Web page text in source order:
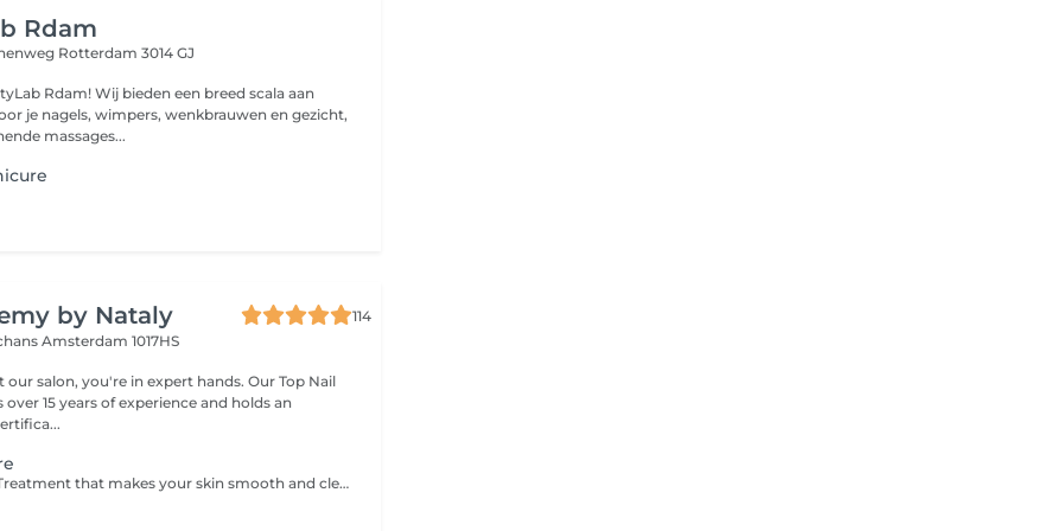
Rdam
Rotterdam 3014 GJ
Rdam! Wij bieden een breed scala aan
je nagels, wimpers, wenkbrauwen en gezicht,
massages...
by Nataly
114
Amsterdam 1017HS
our salon, you're in expert hands. Our Top Nail
over 15 years of experience and holds an
Clean manicure Treatment that makes your skin smooth and clean look for nails. We carefully remove cuticle tissue with modern Ukrainian technology that was adjusted to all skin types by Nataly Luhanska. For this we use scissors cut what gives your even skin line while your are wearing our manure without skin peel. Nail Drill during the treatment polish skin folds and make it smooth. Does not include application gel. LATE ARRIVAL POLICY: If you arrive 20 minutes or more late, we will be unable to accommodate your appointment, as there will not be sufficient time to perform the service to our quality standards. In this case, the deposit is non-refundable.